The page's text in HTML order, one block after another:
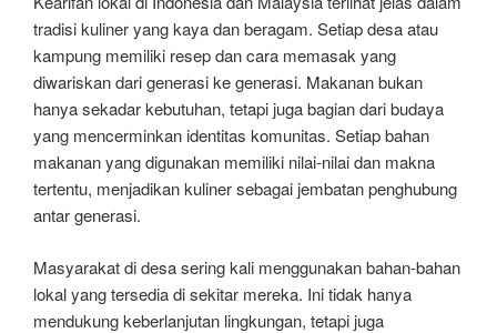
tradisi kuliner yang kaya dan beragam. Setiap desa atau
kampung memiliki resep dan cara memasak yang
diwariskan dari generasi ke generasi. Makanan bukan
hanya sekadar kebutuhan, tetapi juga bagian dari budaya
yang mencerminkan identitas komunitas. Setiap bahan
makanan yang digunakan memiliki nilai-nilai dan makna
tertentu, menjadikan kuliner sebagai jembatan penghubung
antar generasi.
Masyarakat di desa sering kali menggunakan bahan-bahan
lokal yang tersedia di sekitar mereka. Ini tidak hanya
mendukung keberlanjutan lingkungan, tetapi juga